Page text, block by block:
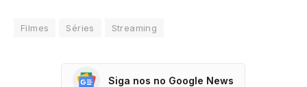
Filmes Séries Streaming
Siga nos no Google News